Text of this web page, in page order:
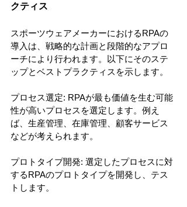
クティス
スポーツウェアメーカーにおけるRPAの
導入は、戦略的な計画と段階的なアプロ
ーチにより行われます。以下にそのステ
ップとベストプラクティスを示します。
プロセス選定: RPAが最も価値を生む可能
性が高いプロセスを選定します。例え
ば、生産管理、在庫管理、顧客サービス
などが考えられます。
プロトタイプ開発: 選定したプロセスに対
するRPAのプロトタイプを開発し、テス
トします。